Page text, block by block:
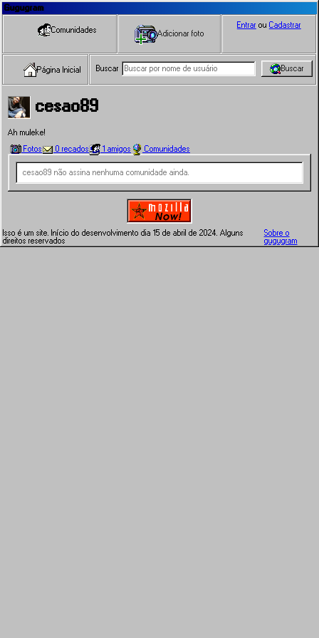
Gugugram
Página Inicial
Comunidades Adicionar foto
Buscar Buscar
Entrar ou Cadastrar
cesao89
Ah muleke!
Fotos 0 recados 1 amigos Comunidades
cesao89 não assina nenhuma comunidade ainda.
Isso é um site. Início do desenvolvimento dia 15 de abril de 2024. Alguns
direitos reservados
Sobre o
gugugram